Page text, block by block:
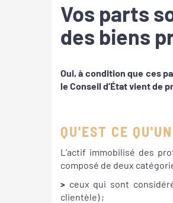
Vos parts
des biens
Oui, à condition que ces
le Conseil d’État vient de
QU'EST CE
L’actif immobilisé des
composé de deux
> ceux qui sont
clientèle) ;